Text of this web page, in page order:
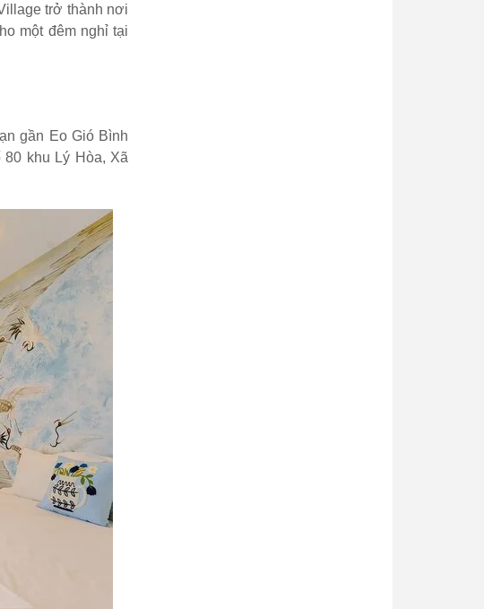
trở thành nơi
một đêm nghỉ tại
gần Eo Gió Bình
khu Lý Hòa, Xã